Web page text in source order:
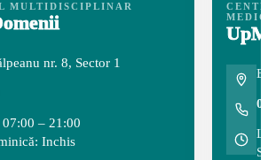
MULTIDISCIPLINAR
nr. 8, Sector 1
– 21:00
Inchis